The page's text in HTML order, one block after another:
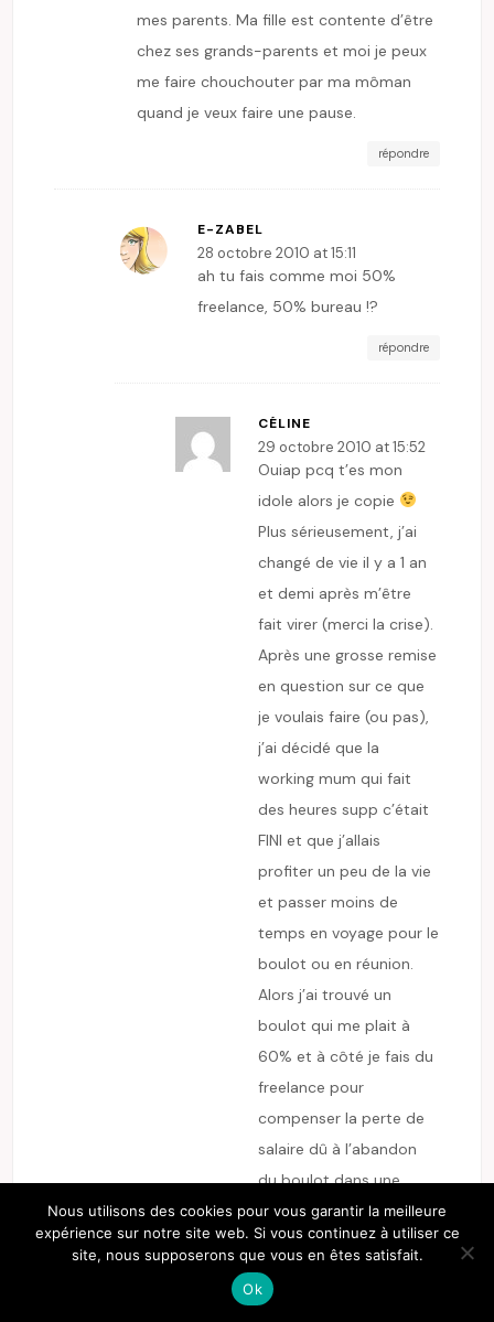
mes parents. Ma fille est contente d’être
chez ses grands-parents et moi je peux
me faire chouchouter par ma môman
quand je veux faire une pause.
répondre
E-ZABEL
28 octobre 2010 at 15:11
ah tu fais comme moi 50%
freelance, 50% bureau !?
répondre
CÉLINE
29 octobre 2010 at 15:52
Ouiap pcq t’es mon
idole alors je copie
Plus sérieusement, j’ai
changé de vie il y a 1 an
et demi après m’être
fait virer (merci la crise).
Après une grosse remise
en question sur ce que
je voulais faire (ou pas),
j’ai décidé que la
working mum qui fait
des heures supp c’était
FINI et que j’allais
profiter un peu de la vie
et passer moins de
temps en voyage pour le
boulot ou en réunion.
Alors j’ai trouvé un
boulot qui me plait à
60% et à côté je fais du
freelance pour
compenser la perte de
salaire dû à l’abandon
du boulot dans une
grosse boîte. Et la
bonne surprise c’est que
le freelance ça me plait
beaucoup aussi. Donc
Nous utilisons des cookies pour vous garantir la meilleure
expérience sur notre site web. Si vous continuez à utiliser ce
site, nous supposerons que vous en êtes satisfait.
Ok